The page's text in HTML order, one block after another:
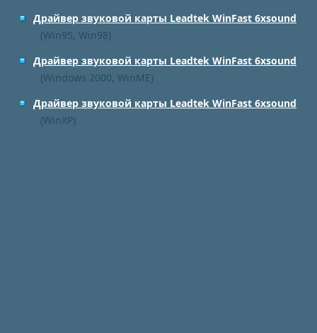
Драйвер звуковой карты Leadtek WinFast 6xsound
(Win95, Win98)
Драйвер звуковой карты Leadtek WinFast 6xsound
(Windows 2000, WinME)
Драйвер звуковой карты Leadtek WinFast 6xsound
(WinXP)